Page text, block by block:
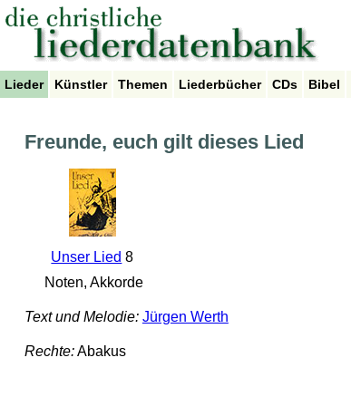
Lieder Künstler Themen Liederbücher CDs Bibel
Freunde, euch gilt dieses Lied
Unser Lied 8
Noten, Akkorde
Text und Melodie: Jürgen Werth
Rechte:Abakus